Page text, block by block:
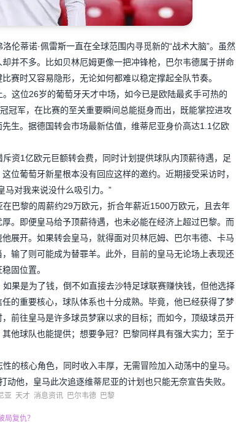
伦蒂诺·佩雷斯一直在全球范围内寻觅新的“战术大脑”。虽然
并不多。比如贝林厄姆更像一把冲锋枪，巴尔韦德属于拼命
赛时又容易隐形，无论如何都难以稳定撑起全队节奏。
这位26岁的葡萄牙天才中场，如今已是欧陆最炙手可热的
冠军，在比赛的至关重要瞬间总能挺身而出，既能掌控进攻
生。据德国转会市场最新估值，维蒂尼亚身价高达1.1亿欧
资1亿欧元巨额转会费，同时计划提供球队内顶薪待遇，足
位葡萄牙新星根本没有回应这样的邀约。近期接受采访时，
马对我来说没什么吸引力。”
巴黎的周薪约29万欧元，折合年薪近1500万欧元，且去年
。即便皇马给予顶薪待遇，也未必能在经济上超过巴黎。而
展开。如果转会皇马，就得面对贝林厄姆、巴尔韦德、卡马
输了则可能成为替罪羊。此外，目前的皇马无论场上表现还
固位置。
果是为了钱，倒不如直接去沙特足球联赛赚快钱，但他选择
的重要核心，球队体系也十分成熟。毕竟，他已经获得了梦
前往皇马是许多球员梦寐以求的目标；而如今，顶级球员开
他球队也能提供；想要争冠？巴黎同样具有强大实力；至于
的核心角色，同时收入丰厚，无需冒险加入动荡中的皇马。
他，皇马此次追逐维蒂尼亚的计划也只能无奈宣告失败。
亚 天才 消息资讯 巴尔韦德 巴黎
复仇？